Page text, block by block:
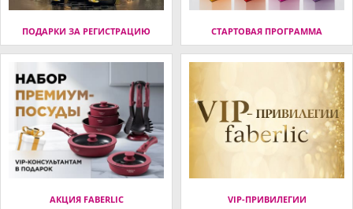
ПОДАРКИ ЗА РЕГИСТРАЦИЮ СТАРТОВАЯ ПРОГРАММА
АКЦИЯ FABERLIC VIP-ПРИВИЛЕГИИ